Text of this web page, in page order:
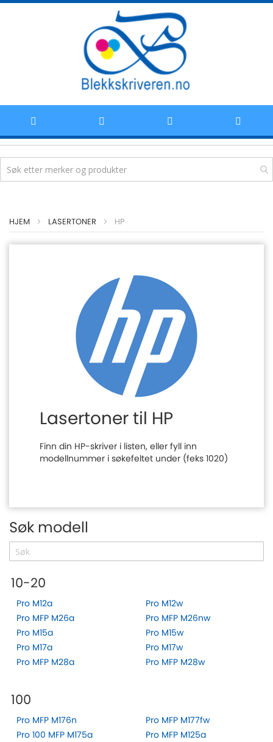
til
HJEM LASERTONER HP
Lasertoner til HP
Finn din HP-skriver i listen, eller fyll inn
modellnummer i søkefeltet under (feks 1020)
Søk modell
10-20
Pro M12a
Pro M12w
Pro MFP M26a
Pro MFP M26nw
Pro M15a
Pro M15w
Pro M17a
Pro M17w
Pro MFP M28a
Pro MFP M28w
100
Pro MFP M176n
Pro MFP M177fw
Pro 100 MFP M175a
Pro MFP M125a